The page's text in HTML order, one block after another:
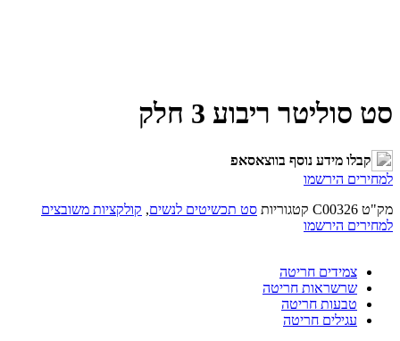
סט סוליטר ריבוע 3 חלק
קבלו מידע נוסף בווצאסאפ
למחירים הירשמו
מק"ט C00326 קטגוריות סט תכשיטים לנשים, קולקציות משובצים
למחירים הירשמו
צמידים חריטה
שרשראות חריטה
טבעות חריטה
עגילים חריטה